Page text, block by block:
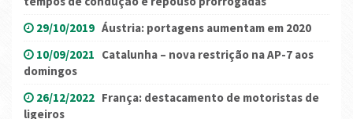
29/10/2019 Áustria: portagens aumentam em 2020
10/09/2021 Catalunha – nova restrição na AP-7 aos
domingos
26/12/2022 França: destacamento de motoristas de
ligeiros